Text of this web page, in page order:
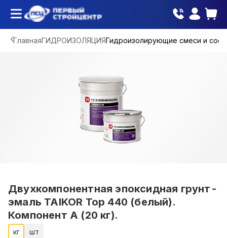
ГлавнаяГИДРОИЗОЛЯЦИЯГидроизолирующие смеси и
Двухкомпонентная эпоксидная грунт-
эмаль TAIKOR Top 440 (белый).
Компонент А (20 кг).
кг шт